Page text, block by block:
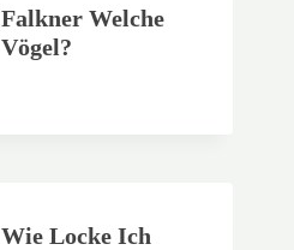
Falkner Welche
Vögel?
Wie Locke Ich